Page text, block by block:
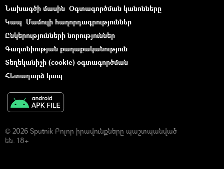
Նախագծի մասին Օգտագործման կանոնները
Կապ Մամուլի հաղորդագրություններ
Ընկերությունների նորություններ
Գաղտնիության քաղաքականություն
Տեղեկանիշի (cookie) օգտագործման
Հետադարձ կապ
© 2026 Sputnik Բոլոր իրավունքները պաշտպանված
են. 18+